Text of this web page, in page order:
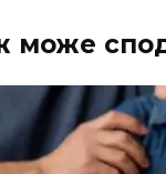
може